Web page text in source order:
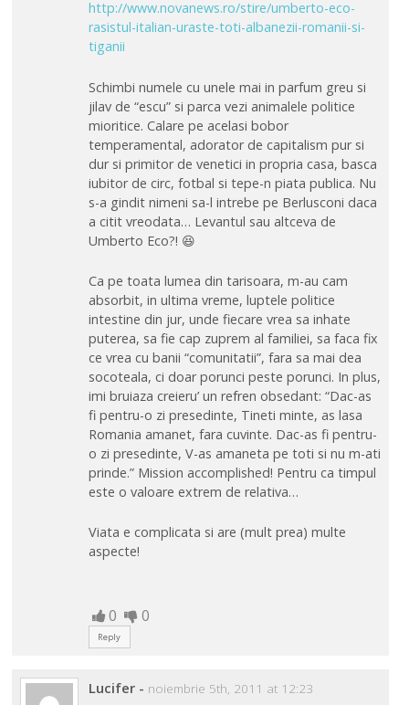
http://www.novanews.ro/stire/umberto-eco-
rasistul-italian-uraste-toti-albanezii-romanii-si-
tiganii
Schimbi numele cu unele mai in parfum greu si
jilav de “escu” si parca vezi animalele politice
mioritice. Calare pe acelasi bobor
temperamental, adorator de capitalism pur si
dur si primitor de venetici in propria casa, basca
iubitor de circ, fotbal si tepe-n piata publica. Nu
s-a gindit nimeni sa-l intrebe pe Berlusconi daca
a citit vreodata… Levantul sau altceva de
Umberto Eco?! 😆
Ca pe toata lumea din tarisoara, m-au cam
absorbit, in ultima vreme, luptele politice
intestine din jur, unde fiecare vrea sa inhate
puterea, sa fie cap zuprem al familiei, sa faca fix
ce vrea cu banii “comunitatii”, fara sa mai dea
socoteala, ci doar porunci peste porunci. In plus,
imi bruiaza creieru’ un refren obsedant: “Dac-as
fi pentru-o zi presedinte, Tineti minte, as lasa
Romania amanet, fara cuvinte. Dac-as fi pentru-
o zi presedinte, V-as amaneta pe toti si nu m-ati
prinde.” Mission accomplished! Pentru ca timpul
este o valoare extrem de relativa…
Viata e complicata si are (mult prea) multe
aspecte!
0 0
Reply
Lucifer - noiembrie 5th, 2011 at 12:23